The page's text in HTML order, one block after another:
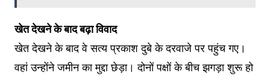
खेत देखने के बाद बढ़ा विवाद
खेत देखने के बाद वे सत्य प्रकाश दुबे के दरवाजे पर पहुंच गए।
वहां उन्होंने जमीन का मुद्दा छेड़ा। दोनों पक्षों के बीच झगड़ा शुरू हो